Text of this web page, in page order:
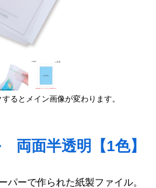
るとメイン画像が変わります。
面半透明【1色】
パーで作られた紙製ファイル。